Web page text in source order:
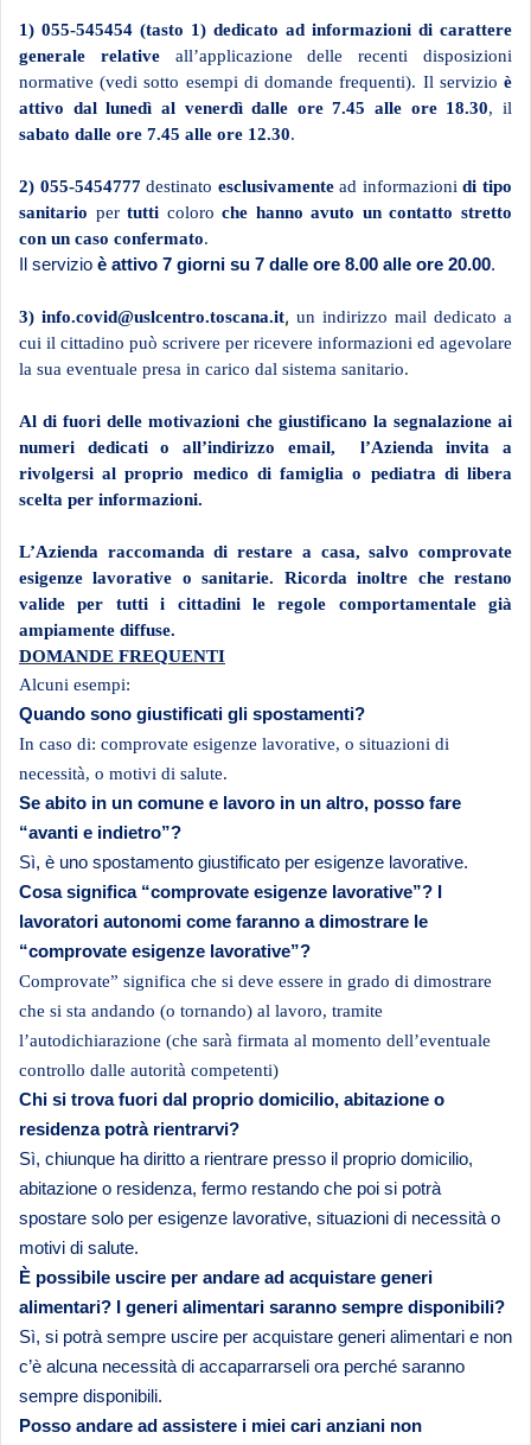
1) 055-545454 (tasto 1) dedicato ad informazioni di carattere
generale
relative all’applicazione delle recenti disposizioni
normative (vedi sotto esempi di domande frequenti). Il servizio è
attivo dal lunedì al venerdì dalle ore 7.45 alle ore 18.30, il
sabato dalle ore 7.45 alle ore 12.30.
2) 055-5454777destinato esclusivamentead informazionidi tipo
sanitario pertutti coloroche hanno avuto un contatto stretto
con un caso confermato.
Il servizio è attivo 7 giorni su 7 dalle ore 8.00 alle ore 20.00.
3) info.covid@uslcentro.toscana.it, un indirizzo mail dedicato a
cui il cittadino può scrivere per ricevere informazioni ed agevolare
la sua eventuale presa in carico dal sistema sanitario.
Al di fuori delle motivazioni che giustificano la segnalazione ai
numeri dedicati o all’indirizzo email, l’Azienda invita a
rivolgersi al proprio medico di famiglia o pediatra di libera
scelta per informazioni.
L’Azienda raccomanda di restare a casa, salvo comprovate
esigenze lavorative o sanitarie. Ricorda inoltre che restano
valide per tutti i cittadini le regole comportamentale già
ampiamente diffuse.
DOMANDE FREQUENTI
Alcuni esempi:
Quando sono giustificati gli spostamenti?
In caso di: comprovate esigenze lavorative, o situazioni di
necessità, o motivi di salute.
Se abito in un comune e lavoro in un altro, posso fare
“avanti e indietro”?
Sì, è uno spostamento giustificato per esigenze lavorative.
Cosa significa “comprovate esigenze lavorative”? I
lavoratori autonomi come faranno a dimostrare le
“comprovate esigenze lavorative”?
Comprovate” significa che si deve essere in grado di dimostrare
che si sta andando (o tornando) al lavoro, tramite
l’autodichiarazione (che sarà firmata al momento dell’eventuale
controllo dalle autorità competenti)
Chi si trova fuori dal proprio domicilio, abitazione o
residenza potrà rientrarvi?
Sì, chiunque ha diritto a rientrare presso il proprio domicilio,
abitazione o residenza, fermo restando che poi si potrà
spostare solo per esigenze lavorative, situazioni di necessità o
motivi di salute.
È possibile uscire per andare ad acquistare generi
alimentari? I generi alimentari saranno sempre disponibili?
Sì, si potrà sempre uscire per acquistare generi alimentari e non
c’è alcuna necessità di accaparrarseli ora perché saranno
sempre disponibili.
Posso andare ad assistere i miei cari anziani non